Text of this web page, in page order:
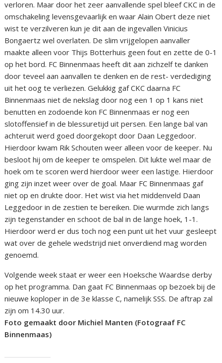
verloren. Maar door het zeer aanvallende spel bleef CKC in de
omschakeling levensgevaarlijk en waar Alain Obert deze niet
wist te verzilveren kun je dit aan de ingevallen Vinicius
Bongaertz wel overlaten. De slim vrijgelopen aanvaller
maakte alleen voor Thijs Botterhuis geen fout en zette de 0-1
op het bord. FC Binnenmaas heeft dit aan zichzelf te danken
door teveel aan aanvallen te denken en de rest- verdediging
uit het oog te verliezen. Gelukkig gaf CKC daarna FC
Binnenmaas niet de nekslag door nog een 1 op 1 kans niet
benutten en zodoende kon FC Binnenmaas er nog een
slotoffensief in de blessuretijd uit persen. Een lange bal van
achteruit werd goed doorgekopt door Daan Leggedoor.
Hierdoor kwam Rik Schouten weer alleen voor de keeper. Nu
besloot hij om de keeper te omspelen. Dit lukte wel maar de
hoek om te scoren werd hierdoor weer een lastige. Hierdoor
ging zijn inzet weer over de goal. Maar FC Binnenmaas gaf
niet op en drukte door. Het wist via het middenveld Daan
Leggedoor in de zestien te bereiken. Die wurmde zich langs
zijn tegenstander en schoot de bal in de lange hoek, 1-1.
Hierdoor werd er dus toch nog een punt uit het vuur gesleept
wat over de gehele wedstrijd niet onverdiend mag worden
genoemd.
Volgende week staat er weer een Hoeksche Waardse derby
op het programma. Dan gaat FC Binnenmaas op bezoek bij de
nieuwe koploper in de 3e klasse C, namelijk SSS. De aftrap zal
zijn om 14.30 uur.
Foto gemaakt door Michiel Manten (Fotograaf FC
Binnenmaas)